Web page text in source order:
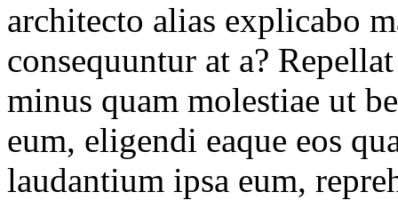
architecto alias explicabo
consequuntur at a?
minus quam molestiae ut
eum, eligendi eaque eos
laudantium ipsa eum,